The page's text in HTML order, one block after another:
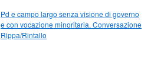
Pd e campo largo senza visione di governo
e con vocazione minoritaria. Conversazione
Rippa/Rintallo